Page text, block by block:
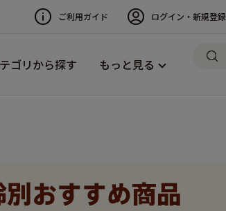
ご利用ガイド ログイン・新規登録
ゴリから探す もっと見る